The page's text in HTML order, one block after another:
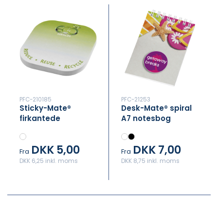
PFC-210185
Sticky-Mate®
firkantede
noter af
genbrugspapir
med afrundede
Fra DKK 5,00
DKK 6,25 inkl. moms
PFC-21253
Desk-Mate® spiral
A7 notesbog
Fra DKK 7,00
DKK 8,75 inkl. moms